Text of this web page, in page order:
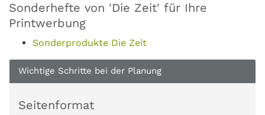
Sonderhefte von 'Die Zeit' für Ihre
Printwerbung
Sonderprodukte Die Zeit
Wichtige Schritte bei der Planung
Seitenformat